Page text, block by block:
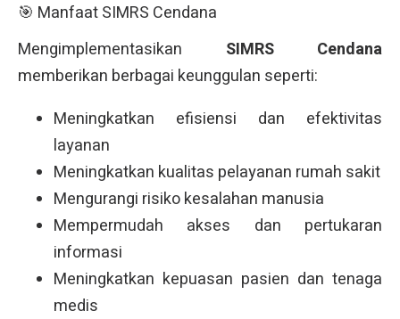
🎯 Manfaat SIMRS Cendana
Mengimplementasikan SIMRS Cendana
memberikan berbagai keunggulan seperti:
Meningkatkan efisiensi dan efektivitas
layanan
Meningkatkan kualitas pelayanan rumah sakit
Mengurangi risiko kesalahan manusia
Mempermudah akses dan pertukaran
informasi
Meningkatkan kepuasan pasien dan tenaga
medis